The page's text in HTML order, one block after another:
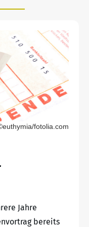
fotolia.com
Jahre
bereits